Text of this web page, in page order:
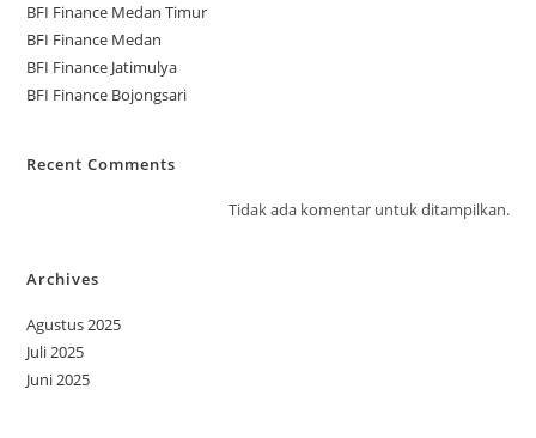
BFI Finance Medan Timur
BFI Finance Medan
BFI Finance Jatimulya
BFI Finance Bojongsari
Recent Comments
Tidak ada komentar untuk ditampilkan.
Archives
Agustus 2025
Juli 2025
Juni 2025